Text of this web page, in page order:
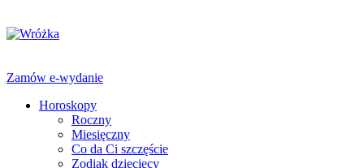
Zamów e-wydanie
Horoskopy
Roczny
Miesięczny
Co da Ci szczęście
Zodiak dziecięcy